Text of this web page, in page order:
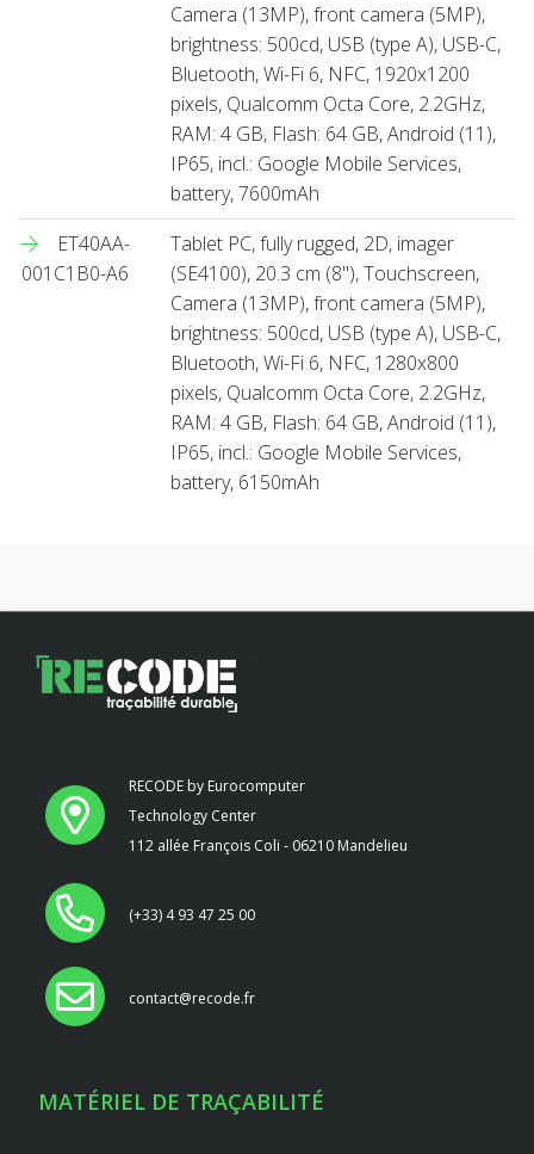
Camera (13MP), front camera (5MP),
brightness: 500cd, USB (type A), USB-C,
Bluetooth, Wi-Fi 6, NFC, 1920x1200
pixels, Qualcomm Octa Core, 2.2GHz,
RAM: 4 GB, Flash: 64 GB, Android (11),
IP65, incl.: Google Mobile Services,
battery, 7600mAh
ET40AA-
001C1B0-A6
Tablet PC, fully rugged, 2D, imager
(SE4100), 20.3 cm (8''), Touchscreen,
Camera (13MP), front camera (5MP),
brightness: 500cd, USB (type A), USB-C,
Bluetooth, Wi-Fi 6, NFC, 1280x800
pixels, Qualcomm Octa Core, 2.2GHz,
RAM: 4 GB, Flash: 64 GB, Android (11),
IP65, incl.: Google Mobile Services,
battery, 6150mAh
RECODE by Eurocomputer
Technology Center
112 allée François Coli - 06210 Mandelieu
(+33) 4 93 47 25 00
contact@recode.fr
MATÉRIEL DE TRAÇABILITÉ